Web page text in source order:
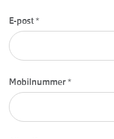
E-post *
Mobilnummer *